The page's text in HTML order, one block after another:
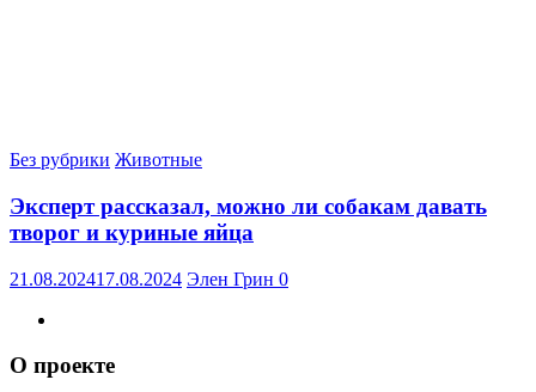
Без рубрики Животные
Эксперт рассказал, можно ли собакам давать
творог и куриные яйца
21.08.202417.08.2024 Элен Грин 0
О проекте